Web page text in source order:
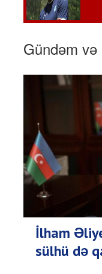
Gündəm və
İlham
sülhü də